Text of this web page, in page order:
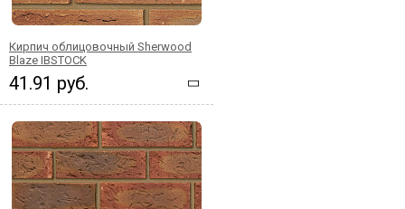
Кирпич облицовочный Sherwood
Blaze IBSTOCK
41.91 руб.